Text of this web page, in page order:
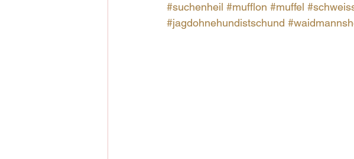
#suchenheil #mufflon #muffel
#jagdohnehundistschund